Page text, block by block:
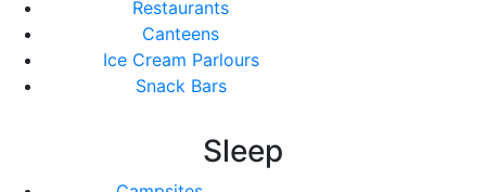
Restaurants
Canteens
Ice Cream Parlours
Snack Bars
Sleep